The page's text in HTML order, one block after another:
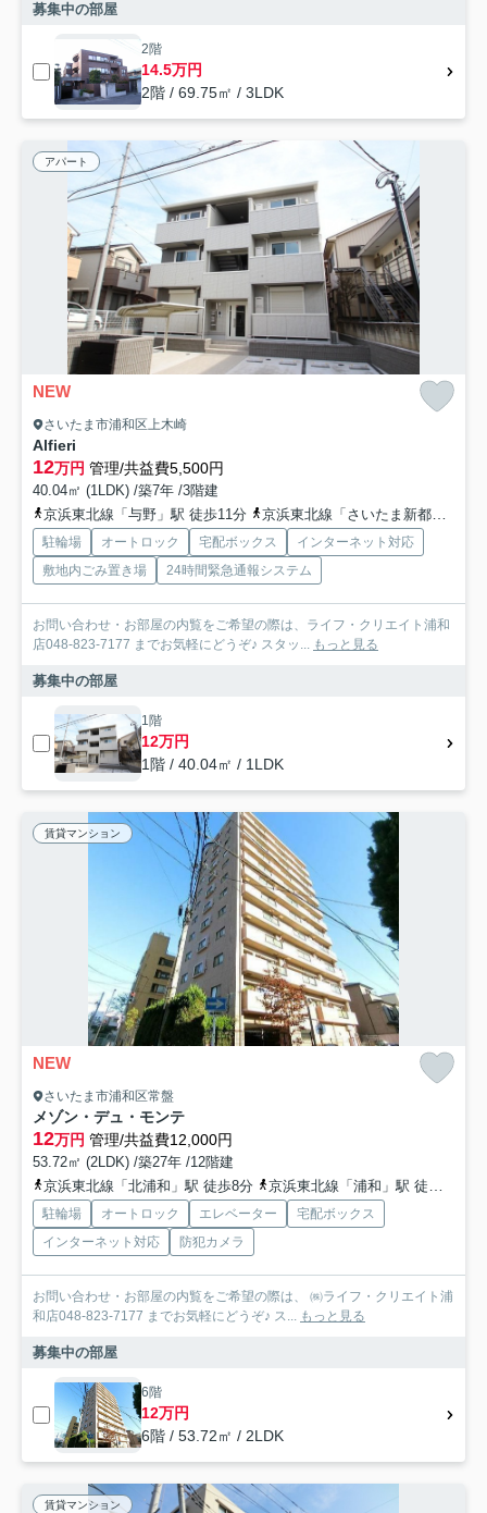
募集中の部屋
2階
14.5万円
2階 / 69.75㎡ / 3LDK
アパート
NEW
さいたま市浦和区上木崎
Alfieri
12万円 管理/共益費5,500円
40.04㎡ (1LDK) /築7年 /3階建
京浜東北線「与野」駅 徒歩11分
京浜東北線「さいたま新都心」駅 徒歩24分
駐輪場 オートロック 宅配ボックス
インターネット対応
敷地内ごみ置き場
24時間緊急通報システム
お問い合わせ・お部屋の内覧をご希望の際は、ライフ・クリエイト浦和
店048-823-7177 までお気軽にどうぞ♪ スタッ... もっと見る
募集中の部屋
1階
12万円
1階 / 40.04㎡ / 1LDK
賃貸マンション
NEW
さいたま市浦和区常盤
メゾン・デュ・モンテ
12万円 管理/共益費12,000円
53.72㎡ (2LDK) /築27年 /12階建
京浜東北線「北浦和」駅 徒歩8分
京浜東北線「浦和」駅 徒歩18分
駐輪場 オートロック エレベーター
宅配ボックス
インターネット対応
防犯カメラ
お問い合わせ・お部屋の内覧をご希望の際は、 ㈱ライフ・クリエイト浦
和店048-823-7177 までお気軽にどうぞ♪ ス... もっと見る
募集中の部屋
6階
12万円
6階 / 53.72㎡ / 2LDK
賃貸マンション